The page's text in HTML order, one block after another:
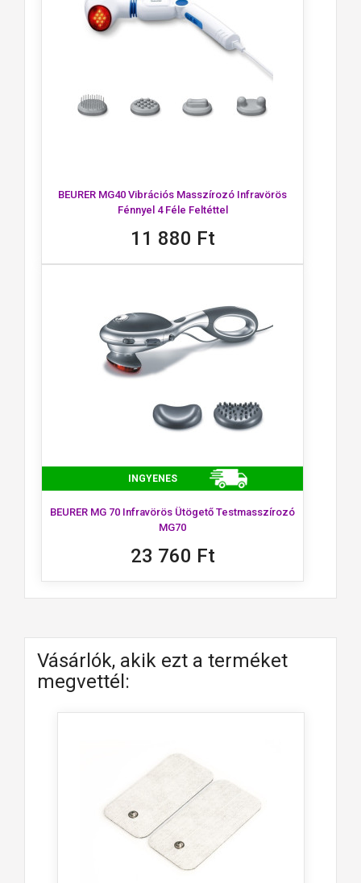
BEURER MG40 Vibrációs Masszírozó Infravörös
Fénnyel 4 Féle Feltéttel
11 880 Ft
INGYENES
BEURER MG 70 Infravörös Ütögető Testmasszírozó
MG70
23 760 Ft
Vásárlók, akik ezt a terméket
megvettél: